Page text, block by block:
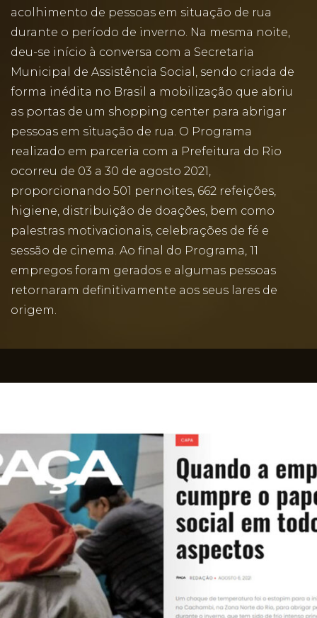
acolhimento de pessoas em situação de rua
durante o período de inverno. Na mesma noite,
deu-se início à conversa com a Secretaria
Municipal de Assistência Social, sendo criada de
forma inédita no Brasil a mobilização que abriu
as portas de um shopping center para abrigar
pessoas em situação de rua. O Programa
realizado em parceria com a Prefeitura do Rio
ocorreu de 03 a 30 de agosto 2021,
proporcionando 501 pernoites, 662 refeições,
higiene, distribuição de doações, bem como
palestras motivacionais, celebrações de fé e
sessão de cinema. Ao final do Programa, 11
empregos foram gerados e algumas pessoas
retornaram definitivamente aos seus lares de
origem.